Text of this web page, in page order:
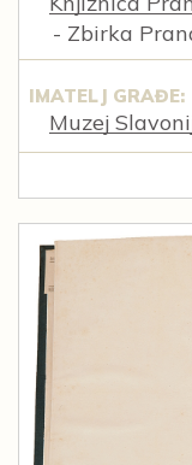
- Zbirka
IMATELJ GRAĐE:
Muzej